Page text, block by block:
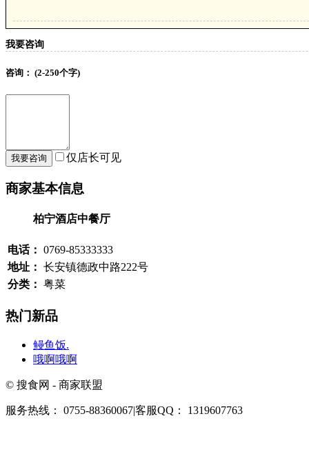
我要咨询
咨询： (2-250个字)
仅店长可见
商家基本信息
柏宁酒店中餐厅
电话： 0769-85333333
地址： 长安镇德政中路222号
分类： 粤菜
热门新品
鳗鱼饭.
哦啊哦啊
© 搜食网 - 商家联盟
服务热线： 0755-88360067|客服QQ： 1319607763